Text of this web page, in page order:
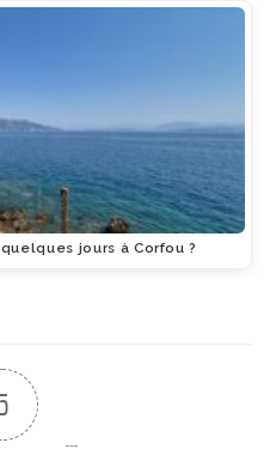
jours à Corfou ?